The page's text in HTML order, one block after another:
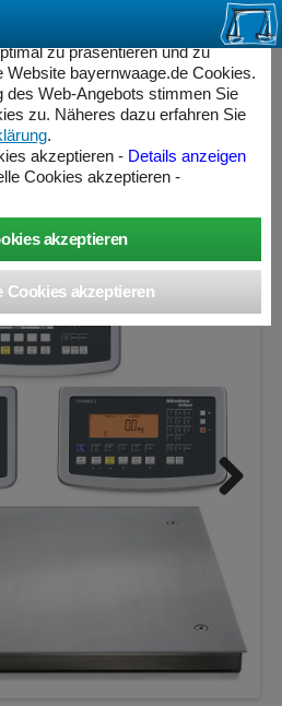
Plattformwaage 4-
Edelstahl V2A
20 g, nicht eichfähig
zu präsentieren und zu
bayernwaage.de Cookies.
des Web-Angebots stimmen Sie
zu. Näheres dazu erfahren Sie
.
akzeptieren - Details anzeigen
Cookies akzeptieren -